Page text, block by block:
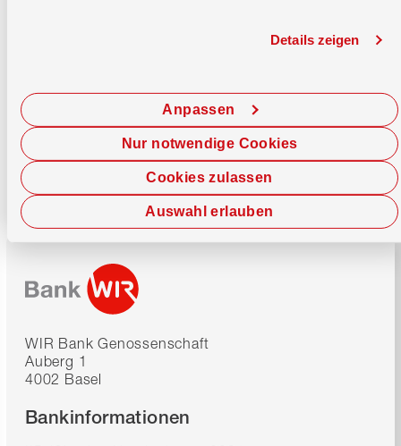
Details zeigen
Cookies zulassen
Anpassen
Auswahl erlauben
Nur notwendige Cookies
Jetzt chatten
WIR Bank Genossenschaft
Auberg 1
4002 Basel
Bankinformationen